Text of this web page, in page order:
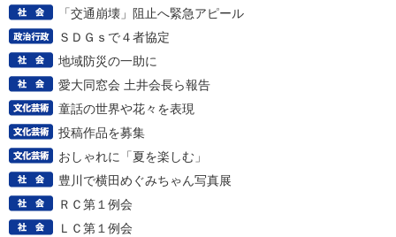
「交通崩壊」阻止へ緊急アピール
ＳＤＧｓで４者協定
地域防災の一助に
愛大同窓会 土井会長ら報告
童話の世界や花々を表現
投稿作品を募集
おしゃれに「夏を楽しむ」
豊川で横田めぐみちゃん写真展
ＲＣ第１例会
ＬＣ第１例会